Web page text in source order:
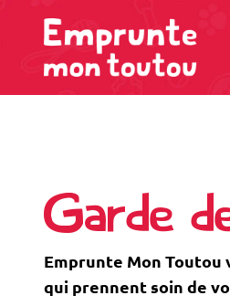
Garde
Emprunte Mon Toutou
qui prennent soin de